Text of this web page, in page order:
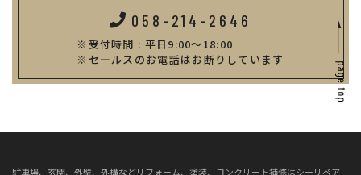
058-214-2646
受付時間 : 平日9:00～18:00
セールスのお電話はお断りしています
駐車場、玄関、外壁、外構などリフォーム、塗装、コンクリート補修はシーリペア